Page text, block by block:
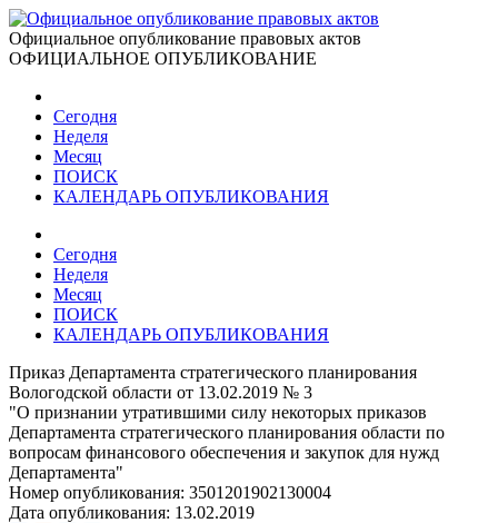
Официальное опубликование правовых актов
ОФИЦИАЛЬНОЕ ОПУБЛИКОВАНИЕ
Сегодня
Неделя
Месяц
ПОИСК
КАЛЕНДАРЬ ОПУБЛИКОВАНИЯ
Сегодня
Неделя
Месяц
ПОИСК
КАЛЕНДАРЬ ОПУБЛИКОВАНИЯ
Приказ Департамента стратегического планирования
Вологодской области от 13.02.2019 № 3
"О признании утратившими силу некоторых приказов
Департамента стратегического планирования области по
вопросам финансового обеспечения и закупок для нужд
Департамента"
Номер опубликования: 3501201902130004
Дата опубликования: 13.02.2019